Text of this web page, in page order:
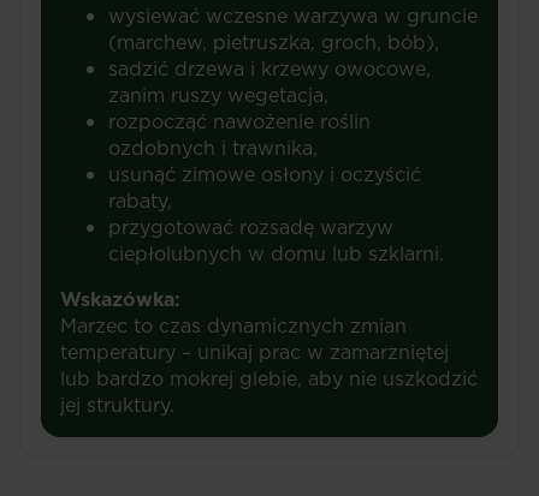
wysiewać wczesne warzywa w gruncie
(marchew, pietruszka, groch, bób),
sadzić drzewa i krzewy owocowe,
zanim ruszy wegetacja,
rozpocząć nawożenie roślin
ozdobnych i trawnika,
usunąć zimowe osłony i oczyścić
rabaty,
przygotować rozsadę warzyw
ciepłolubnych w domu lub szklarni.
Wskazówka:
Marzec to czas dynamicznych zmian
temperatury – unikaj prac w zamarzniętej
lub bardzo mokrej glebie, aby nie uszkodzić
jej struktury.